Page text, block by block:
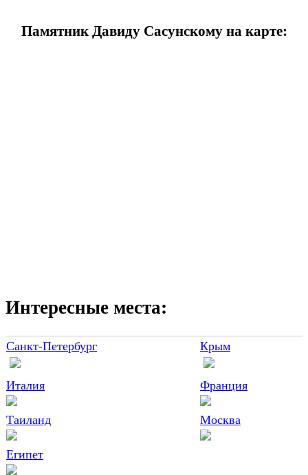
Памятник Давиду Сасунскому на карте:
Интересные места:
Санкт-Петербург Крым
Италия Франция
Таиланд Москва
Египет